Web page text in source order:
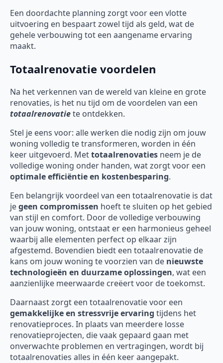
Een doordachte planning zorgt voor een vlotte
uitvoering en bespaart zowel tijd als geld, wat de
gehele verbouwing tot een aangename ervaring
maakt.
Totaalrenovatie voordelen
Na het verkennen van de wereld van kleine en grote
renovaties, is het nu tijd om de voordelen van een
totaalrenovatiete ontdekken.
Stel je eens voor: alle werken die nodig zijn om jouw
woning volledig te transformeren, worden in één
keer uitgevoerd. Mettotaalrenovaties neem je de
volledige woning onder handen, wat zorgt voor een
optimale efficiëntie en kostenbesparing.
Een belangrijk voordeel van een totaalrenovatie is dat
jegeen compromissen hoeft te sluiten op het gebied
van stijl en comfort. Door de volledige verbouwing
van jouw woning, ontstaat er een harmonieus geheel
waarbij alle elementen perfect op elkaar zijn
afgestemd. Bovendien biedt een totaalrenovatie de
kans om jouw woning te voorzien van de nieuwste
technologieën en duurzame oplossingen, wat een
aanzienlijke meerwaarde creëert voor de toekomst.
Daarnaast zorgt een totaalrenovatie voor een
gemakkelijke en stressvrije ervaring tijdens het
renovatieproces. In plaats van meerdere losse
renovatieprojecten, die vaak gepaard gaan met
onverwachte problemen en vertragingen, wordt bij
totaalrenovaties alles in één keer aangepakt.